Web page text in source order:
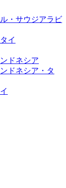
・サウジアラビ
イ
ドネシア
ドネシア・タ